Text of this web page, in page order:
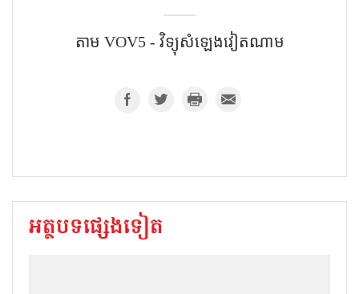
តាម VOV5 - វិទ្យុសំឡេង​វៀតណាម
អត្ថបទផ្សេងទៀត